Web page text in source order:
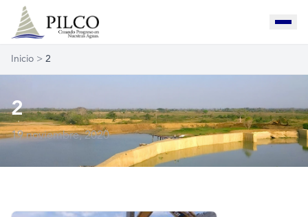
Inicio > 2
2
19 noviembre, 2020